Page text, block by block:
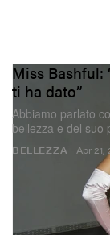
BELLEZZA
Miss Bashful:
ti ha dato”
Abbiamo parlato
bellezza e del suo
Apr 21,